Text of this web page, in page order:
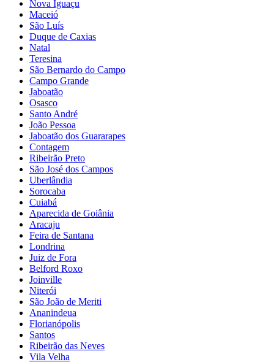
Nova Iguaçu
Maceió
São Luís
Duque de Caxias
Natal
Teresina
São Bernardo do Campo
Campo Grande
Jaboatão
Osasco
Santo André
João Pessoa
Jaboatão dos Guararapes
Contagem
Ribeirão Preto
São José dos Campos
Uberlândia
Sorocaba
Cuiabá
Aparecida de Goiânia
Aracaju
Feira de Santana
Londrina
Juiz de Fora
Belford Roxo
Joinville
Niterói
São João de Meriti
Ananindeua
Florianópolis
Santos
Ribeirão das Neves
Vila Velha